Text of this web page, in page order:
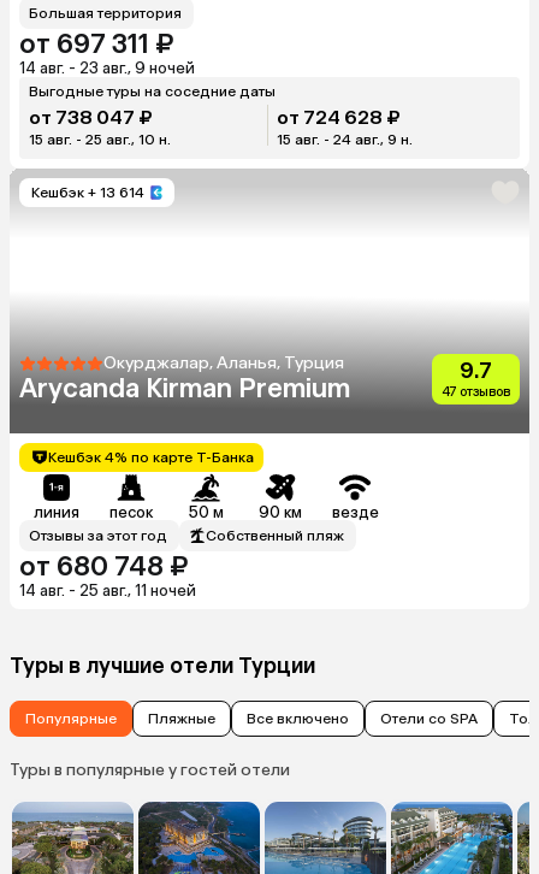
Большая территория
от 697 311 ₽
14 авг. - 23 авг., 9 ночей
Выгодные туры на соседние даты
от 738 047 ₽
15 авг. - 25 авг., 10 н.
от 724 628 ₽
15 авг. - 24 авг., 9 н.
Кешбэк + 13 614
Окурджалар, Аланья, Турция
Arycanda Kirman Premium
9.7
47 отзывов
Кешбэк 4% по карте Т-Банка
линия песок 50 м 90 км везде
Отзывы за этот год Собственный пляж
от 680 748 ₽
14 авг. - 25 авг., 11 ночей
Туры в лучшие отели Турции
Популярные Пляжные Все включено Отели со SPA
Туры в популярные у гостей отели